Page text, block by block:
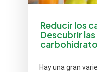
Reducir los
Descubrir
Hay una gran